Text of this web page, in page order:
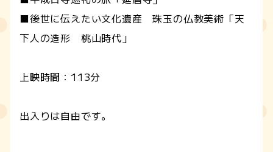
■後世に伝えたい文化遺産 珠玉の仏教美術「天
下人の造形 桃山時代」
上映時間：113分
出入りは自由です。